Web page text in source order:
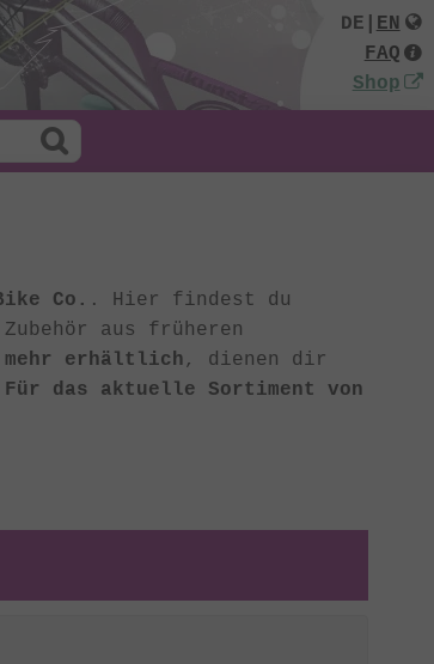
DE
EN
FAQ
Shop
Co. . Hier findest du
aus früheren
erhältlich , dienen dir
Für das aktuelle Sortiment von